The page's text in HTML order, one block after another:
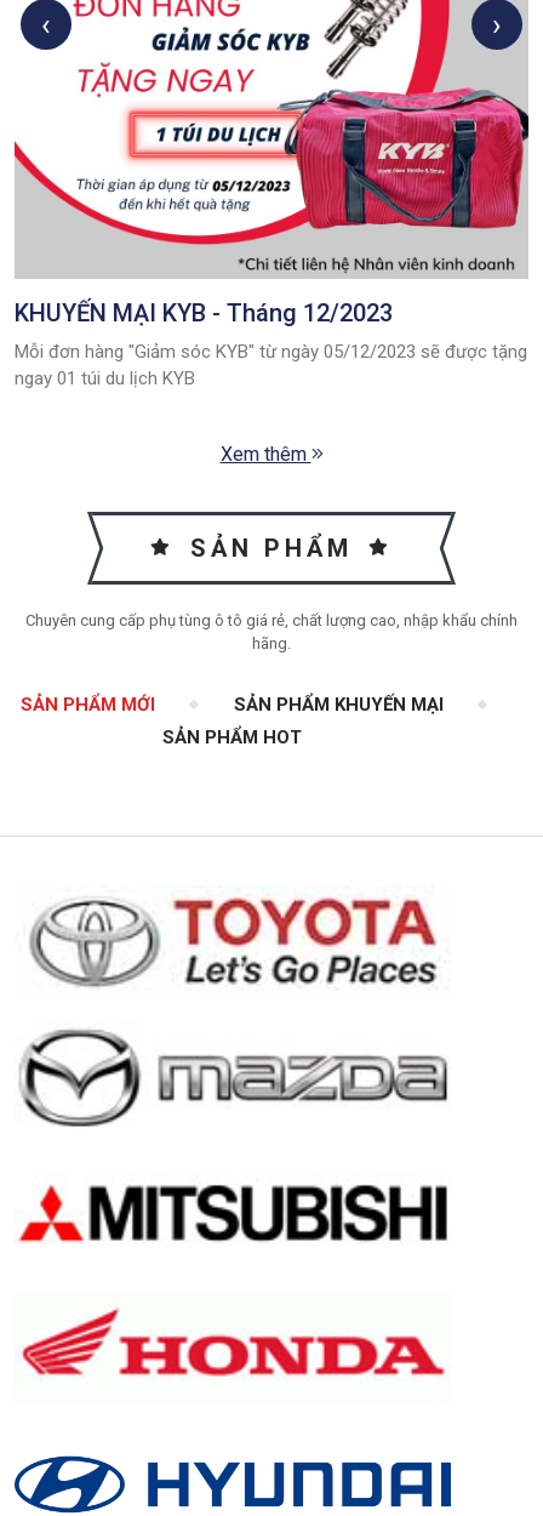
KHUYẾN MẠI KYB - Tháng 12/2023
Mỗi đơn hàng "Giảm sóc KYB" từ ngày 05/12/2023 sẽ được tặng
ngay 01 túi du lịch KYB
‹ ›
Xem thêm
SẢN PHẨM
Chuyên cung cấp phụ tùng ô tô giá rẻ, chất lượng cao, nhập khẩu chính
hãng.
SẢN PHẨM MỚI
SẢN PHẨM KHUYẾN MẠI
SẢN PHẨM HOT